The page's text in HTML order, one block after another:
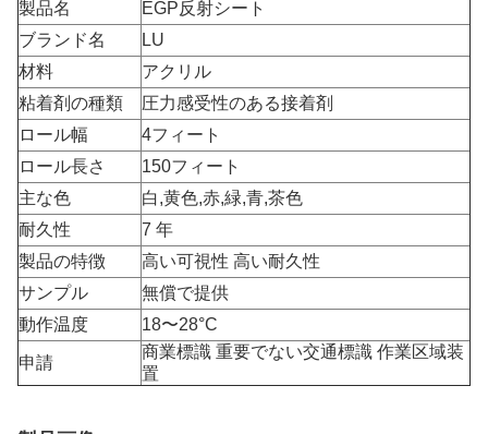
製品名
EGP反射シート
ブランド名
LU
材料
アクリル
粘着剤の種類
圧力感受性のある接着剤
ロール幅
4フィート
ロール長さ
150フィート
主な色
白,黄色,赤,緑,青,茶色
耐久性
7 年
製品の特徴
高い可視性 高い耐久性
サンプル
無償で提供
動作温度
18〜28°C
申請
商業標識 重要でない交通標識 作業区域装
置